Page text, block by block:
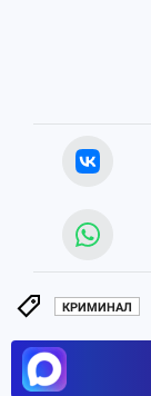
КРИМИНАЛ